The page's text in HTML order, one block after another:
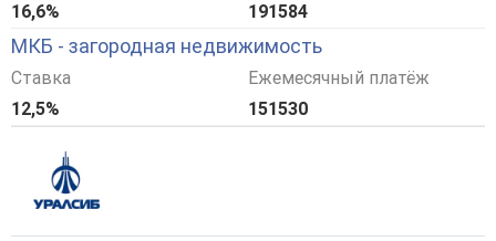
16,6%
191584
МКБ - загородная недвижимость
Ставка
12,5%
Ежемесячный платёж
151530